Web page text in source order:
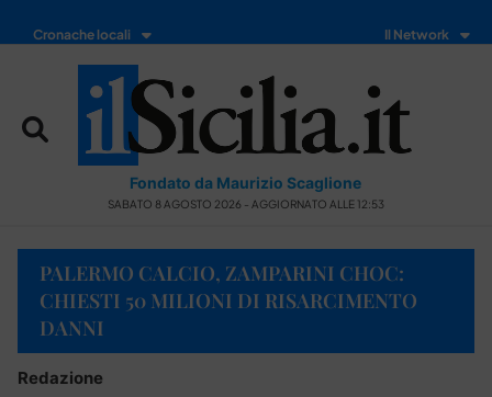
Cronache locali Il Network
Fondato da Maurizio Scaglione
SABATO 8 AGOSTO 2026 - AGGIORNATO ALLE 12:53
PALERMO CALCIO, ZAMPARINI CHOC:
CHIESTI 50 MILIONI DI RISARCIMENTO
DANNI
Redazione